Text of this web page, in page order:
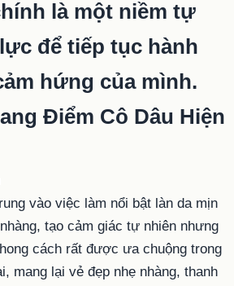
là một niềm tự
để tiếp tục hành
hứng của mình.
Điểm Cô Dâu Hiện
vào việc làm nổi bật làn da mịn
tạo cảm giác tự nhiên nhưng
cách rất được ưa chuộng trong
mang lại vẻ đẹp nhẹ nhàng, thanh